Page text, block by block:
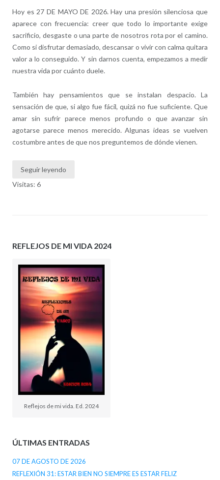
Hoy es 27 DE MAYO DE 2026. Hay una presión silenciosa que
aparece con frecuencia: creer que todo lo importante exige
sacrificio, desgaste o una parte de nosotros rota por el camino.
Como si disfrutar demasiado, descansar o vivir con calma quitara
valor a lo conseguido. Y sin darnos cuenta, empezamos a medir
nuestra vida por cuánto duele.
También hay pensamientos que se instalan despacio. La
sensación de que, si algo fue fácil, quizá no fue suficiente. Que
amar sin sufrir parece menos profundo o que avanzar sin
agotarse parece menos merecido. Algunas ideas se vuelven
costumbre antes de que nos preguntemos de dónde vienen.
Seguir leyendo
Visitas: 6
REFLEJOS DE MI VIDA 2024
Reflejos de mi vida. Ed. 2024
ÚLTIMAS ENTRADAS
07 DE AGOSTO DE 2026
REFLEXIÓN 31: ESTAR BIEN NO SIEMPRE ES ESTAR FELIZ